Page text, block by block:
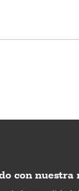
con nuestra